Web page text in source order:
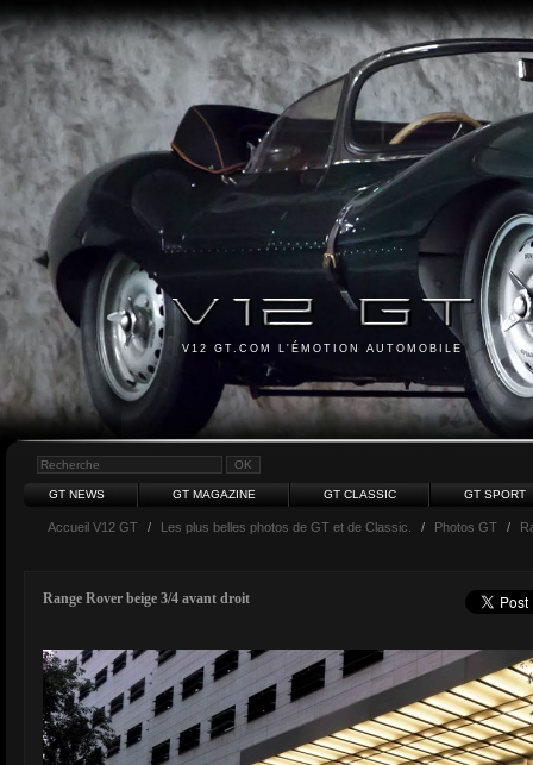
V12 GT.COM L'ÉMOTION AUTOMOBILE
GT NEWS GT MAGAZINE GT CLASSIC GT SPORT
Accueil V12 GT / Les plus belles photos de GT et de Classic. / Photos GT /
Range Rover beige 3/4 avant droit